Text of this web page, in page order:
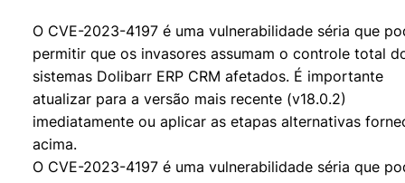
O CVE-2023-4197 é uma vulnerabilidade séria que
permitir que os invasores assumam o controle total
sistemas Dolibarr ERP CRM afetados. É importante
atualizar para a versão mais recente (v18.0.2)
imediatamente ou aplicar as etapas alternativas
acima.
O CVE-2023-4197 é uma vulnerabilidade séria que